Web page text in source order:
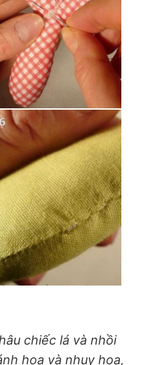
chiếc lá và nhồi
hoa và nhụy hoa,